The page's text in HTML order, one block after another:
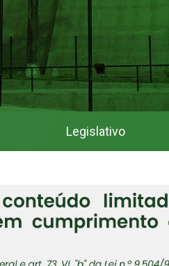
Legislativo